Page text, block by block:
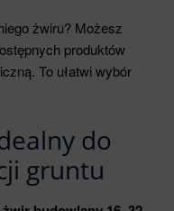
żwiru? Możesz
produktów
To ułatwi wybór
do
gruntu